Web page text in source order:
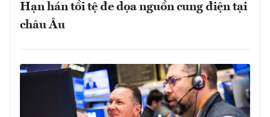
Hạn hán tồi tệ đe dọa nguồn cung điện tại
châu Âu